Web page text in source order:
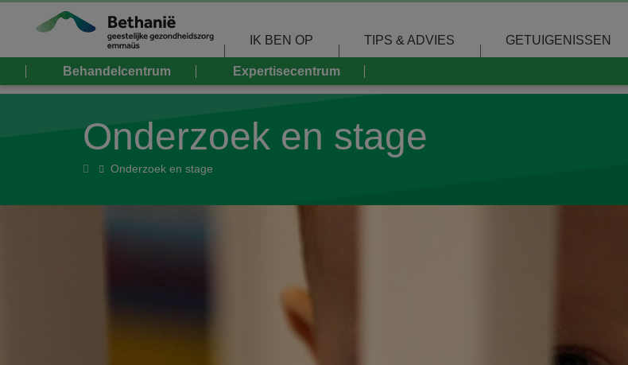
IK BEN OP TIPS & ADVIES GETUIGENISSEN
Behandelcentrum Expertisecentrum
Onderzoek en stage
HomeOnderzoek en stage